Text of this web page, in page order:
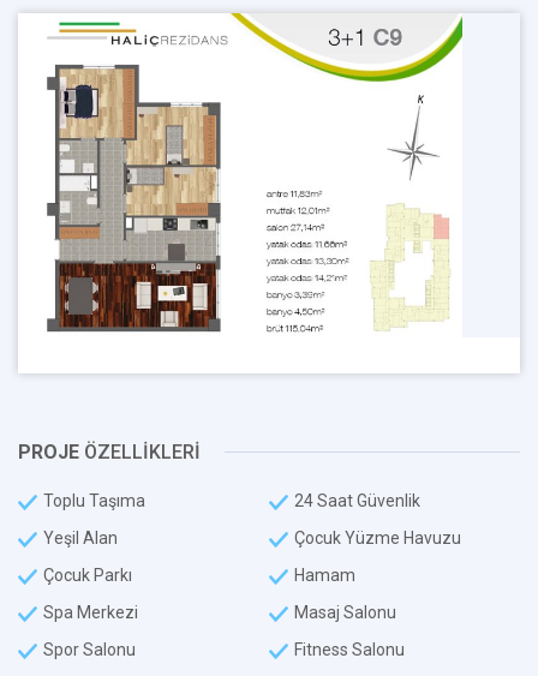
PROJE ÖZELLİKLERİ
Toplu Taşıma
24 Saat Güvenlik
Yeşil Alan
Çocuk Yüzme Havuzu
Çocuk Parkı
Hamam
Spa Merkezi
Masaj Salonu
Spor Salonu
Fitness Salonu